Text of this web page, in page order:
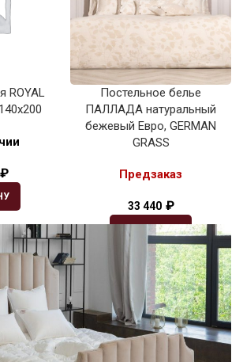
ROYAL
₽
Постельное белье
ПАЛЛАДА натуральный
бежевый Евро, GERMAN
GRASS
Предзаказ
33 440 ₽
ПОДРОБНЕЕ